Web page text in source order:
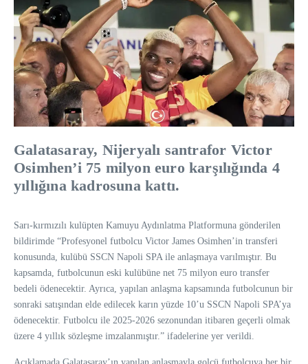
Galatasaray, Nijeryalı santrafor Victor
Osimhen’i 75 milyon euro karşılığında 4
yıllığına kadrosuna kattı.
Sarı-kırmızılı kulüpten Kamuyu Aydınlatma Platformuna gönderilen
bildirimde “Profesyonel futbolcu Victor James Osimhen’in transferi
konusunda, kulübü SSCN Napoli SPA ile anlaşmaya varılmıştır. Bu
kapsamda, futbolcunun eski kulübüne net 75 milyon euro transfer
bedeli ödenecektir. Ayrıca, yapılan anlaşma kapsamında futbolcunun bir
sonraki satışından elde edilecek karın yüzde 10’u SSCN Napoli SPA’ya
ödenecektir. Futbolcu ile 2025-2026 sezonundan itibaren geçerli olmak
üzere 4 yıllık sözleşme imzalanmıştır.” ifadelerine yer verildi.
Açıklamada Galatasaray’ın yapılan anlaşmayla golcü futbolcuya her bir